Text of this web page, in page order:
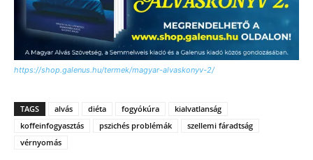
https://shop.galenus.hu/termek/magyar-alvaskonyv-2/
TAGS alvás diéta fogyókúra
kialvatlanság
koffeinfogyasztás
pszichés problémák
szellemi fáradtság
vérnyomás